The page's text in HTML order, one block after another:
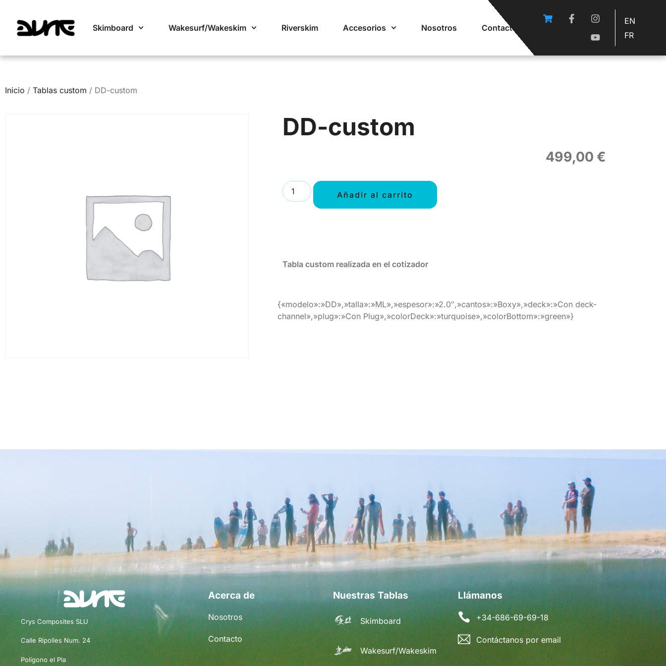
Skimboard Wakesurf/Wakeskim Riverskim Accesorios Nosotros Contacto
EN
FR
Inicio / Tablas custom / DD-custom
DD-custom
499,00 €
Añadir al carrito
Tabla custom realizada en el cotizador
{«modelo»:»DD»,»talla»:»ML»,»espesor»:»2.0″,»cantos»:»Boxy»,»deck»:»Con deck-
channel»,»plug»:»Con Plug»,»colorDeck»:»turquoise»,»colorBottom»:»green»}
Crys Composites SLU
Calle Ripolles Num. 24
Polígono el Pla
Acerca de
Nosotros
Contacto
Nuestras Tablas
Skimboard
Wakesurf/Wakeskim
Llámanos
+34-686-69-69-18
Contáctanos por email